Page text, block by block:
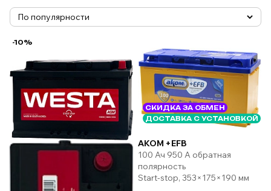
-10%
СКИДКА ЗА ОБМЕН
ДОСТАВКА С УСТАНОВКОЙ
AKOM +EFB
100 Ач 950 А обратная
полярность
Start-stop, 353×175×190 мм